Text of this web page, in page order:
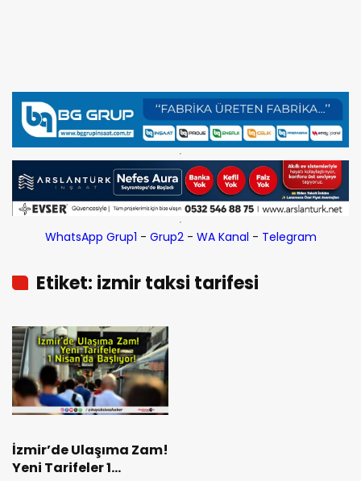
WhatsApp Grup1 - Grup2- WA Kanal - Telegram
Etiket: izmir taksi tarifesi
İzmir’de Ulaşıma Zam!
Yeni Tarifeler 1